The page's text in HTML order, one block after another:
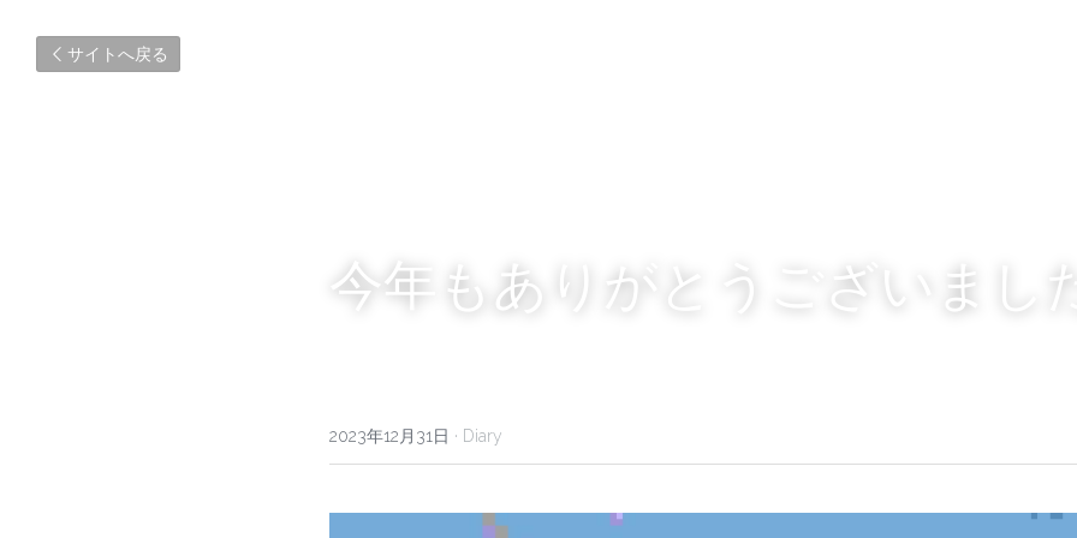
サイトへ戻る
今年もありがとうございまし
2023年12月31日 · Diary